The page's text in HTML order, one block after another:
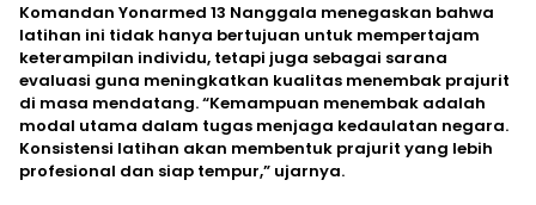
Komandan Yonarmed 13 Nanggala menegaskan bahwa
latihan ini tidak hanya bertujuan untuk mempertajam
keterampilan individu, tetapi juga sebagai sarana
evaluasi guna meningkatkan kualitas menembak prajurit
di masa mendatang. “Kemampuan menembak adalah
modal utama dalam tugas menjaga kedaulatan negara.
Konsistensi latihan akan membentuk prajurit yang lebih
profesional dan siap tempur,” ujarnya.